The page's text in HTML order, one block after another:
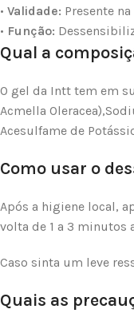
• Validade: Presente
• Função:
Qual a
O gel da Intt tem em
Acmella
Acesulfame de
Como usar o
Após a higiene local,
volta de 1 a 3 minutos
Caso sinta um leve
Quais as